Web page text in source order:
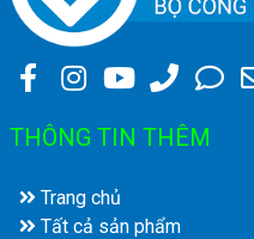
THÔNG TIN THÊM
Trang chủ
Tất cả sản phẩm